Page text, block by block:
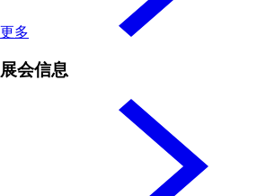
更多
展会信息